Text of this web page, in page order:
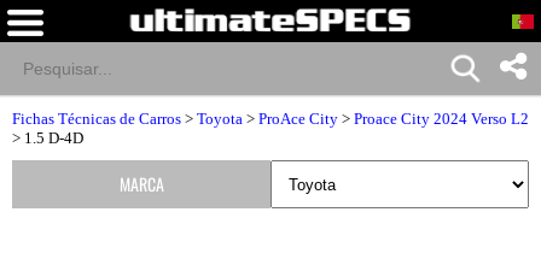
Fichas Técnicas de Carros > Toyota > ProAce City > Proace City 2024 Verso L2
> 1.5 D-4D
MARCA